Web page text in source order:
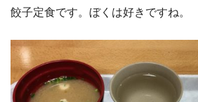
餃子定食です。ぼくは好きですね。